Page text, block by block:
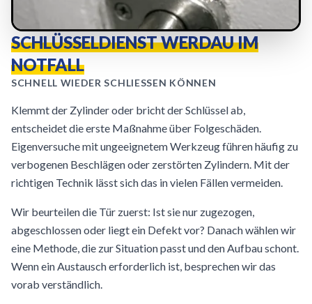
SCHLÜSSELDIENST WERDAU IM
NOTFALL
SCHNELL WIEDER SCHLIESSEN KÖNNEN
Klemmt der Zylinder oder bricht der Schlüssel ab,
entscheidet die erste Maßnahme über Folgeschäden.
Eigenversuche mit ungeeignetem Werkzeug führen häufig zu
verbogenen Beschlägen oder zerstörten Zylindern. Mit der
richtigen Technik lässt sich das in vielen Fällen vermeiden.
Wir beurteilen die Tür zuerst: Ist sie nur zugezogen,
abgeschlossen oder liegt ein Defekt vor? Danach wählen wir
eine Methode, die zur Situation passt und den Aufbau schont.
Wenn ein Austausch erforderlich ist, besprechen wir das
vorab verständlich.